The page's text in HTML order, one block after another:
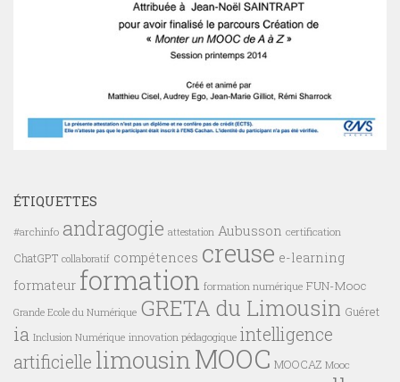
ÉTIQUETTES
#archinfo andragogie attestation Aubusson certification
ChatGPT collaboratif compétences creuse e-learning
formateur formation formation numérique FUN-Mooc
Grande Ecole du Numérique GRETA du Limousin Guéret
ia Inclusion Numérique innovation pédagogique intelligence
artificielle limousinMOOC MOOCAZ Mooc